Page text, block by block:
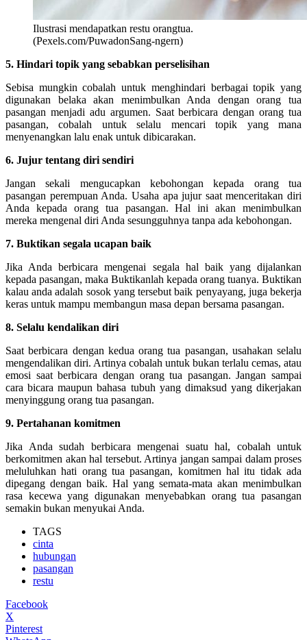
Ilustrasi mendapatkan restu orangtua.
(Pexels.com/PuwadonSang-ngern)
5. Hindari topik yang sebabkan perselisihan
Sebisa mungkin cobalah untuk menghindari berbagai topik yang
digunakan belaka akan menimbulkan Anda dengan orang tua
pasangan menjadi adu argumen. Saat berbicara dengan orang tua
pasangan, cobalah untuk selalu mencari topik yang mana
menyenangkan lalu enak untuk dibicarakan.
6. Jujur tentang diri sendiri
Jangan sekali mengucapkan kebohongan kepada orang tua
pasangan perempuan Anda. Usaha apa jujur saat menceritakan diri
Anda kepada orang tua pasangan. Hal ini akan menimbulkan
mereka mengenal diri Anda sesungguhnya tanpa ada kebohongan.
7. Buktikan segala ucapan baik
Jika Anda berbicara mengenai segala hal baik yang dijalankan
kepada pasangan, maka Buktikanlah kepada orang tuanya. Buktikan
kalau anda adalah sosok yang tersebut baik penyayang, juga bekerja
keras untuk mampu membangun masa depan bersama pasangan.
8. Selalu kendalikan diri
Saat berbicara dengan kedua orang tua pasangan, usahakan selalu
mengendalikan diri. Artinya cobalah untuk bukan terlalu cemas, atau
emosi saat berbicara dengan orang tua pasangan. Jangan sampai
cara bicara maupun bahasa tubuh yang dimaksud yang dikerjakan
menyinggung orang tua pasangan.
9. Pertahanan komitmen
Jika Anda sudah berbicara mengenai suatu hal, cobalah untuk
berkomitmen akan hal tersebut. Artinya jangan sampai dalam proses
meluluhkan hati orang tua pasangan, komitmen hal itu tidak ada
dipegang dengan baik. Hal yang semata-mata akan menimbulkan
rasa kecewa yang digunakan menyebabkan orang tua pasangan
semakin bukan menyukai Anda.
TAGS
cinta
hubungan
pasangan
restu
Facebook
X
Pinterest